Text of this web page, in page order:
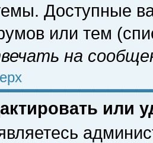
Доступные
или тем
на
или